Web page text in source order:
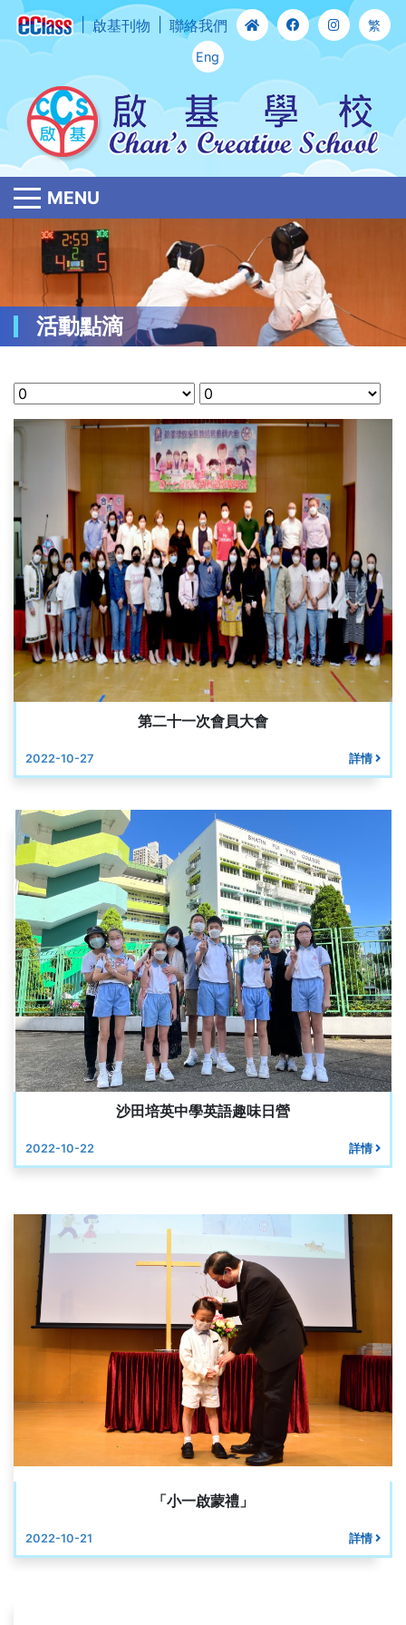
啟基刊物 聯絡我們 繁
Eng
MENU
活動點滴
第二十一次會員大會
2022-10-27 詳情
沙田培英中學英語趣味日營
2022-10-22 詳情
「小一啟蒙禮」
2022-10-21 詳情